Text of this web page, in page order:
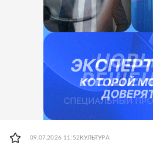
09.07.2026 11:52 КУЛЬТУРА